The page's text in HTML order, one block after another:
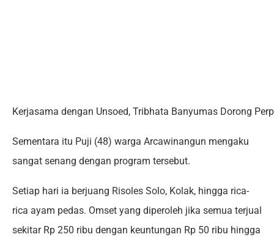
Kerjasama dengan Unsoed, Tribhata Banyumas Dorong
Sementara itu Puji (48) warga Arcawinangun mengaku
sangat senang dengan program tersebut.
Setiap hari ia berjuang Risoles Solo, Kolak, hingga rica-
rica ayam pedas. Omset yang diperoleh jika semua terjual
sekitar Rp 250 ribu dengan keuntungan Rp 50 ribu hingga